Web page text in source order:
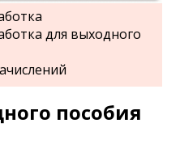
для выходного
пособия